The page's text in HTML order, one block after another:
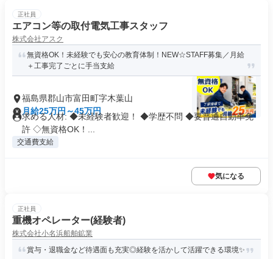
正社員
エアコン等の取付電気工事スタッフ
株式会社アスク
無資格OK！未経験でも安心の教育体制！NEW☆STAFF募集／月給
＋工事完了ごとに手当支給
福島県郡山市富田町字木葉山
月給25万円～45万円
求める人材: ◆未経験者歓迎！ ◆学歴不問 ◆要普通自動車免
許 ◇無資格OK！...
交通費支給
気になる
正社員
重機オペレーター(経験者)
株式会社小名浜船舶鉱業
賞与・退職金など待遇面も充実◎経験を活かして活躍できる環境✨